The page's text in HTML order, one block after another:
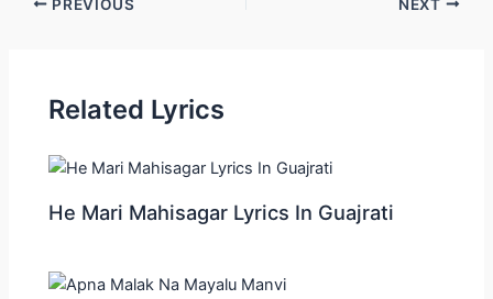
PREVIOUS NEXT
Related Lyrics
He Mari Mahisagar Lyrics In Guajrati